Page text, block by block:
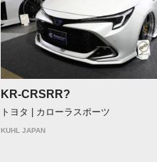
KR-CRSRR?
トヨタ | カローラスポーツ
KUHL JAPAN